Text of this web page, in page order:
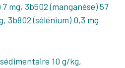
mg, 3b502 (manganèse) 57
3b802 (sélénium) 0,3 mg
10 g/kg,